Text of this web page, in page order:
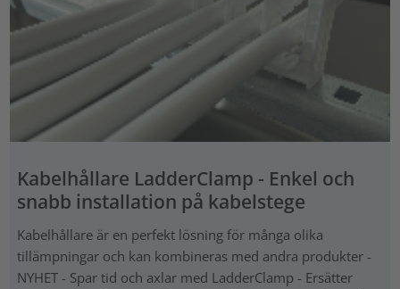
Kabelhållare LadderClamp - Enkel och
snabb installation på kabelstege
Kabelhållare är en perfekt lösning för många olika
tillämpningar och kan kombineras med andra produkter -
NYHET - Spar tid och axlar med LadderClamp - Ersätter